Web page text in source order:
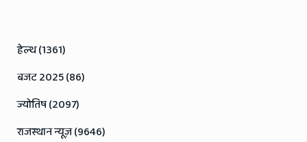
हेल्थ (1361)
बजट 2025 (86)
ज्योतिष (2097)
राजस्थान न्यूज़ (9646)